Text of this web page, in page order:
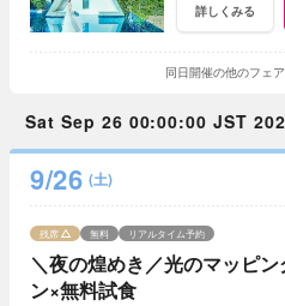
詳しくみる
同日開催の他のフェ
Sat Sep 26 00:00:00 JST
9/26 (土)
＼夜の煌めき／光のマッピ
ン×無料試食
残席 無料 リアルタイム予約